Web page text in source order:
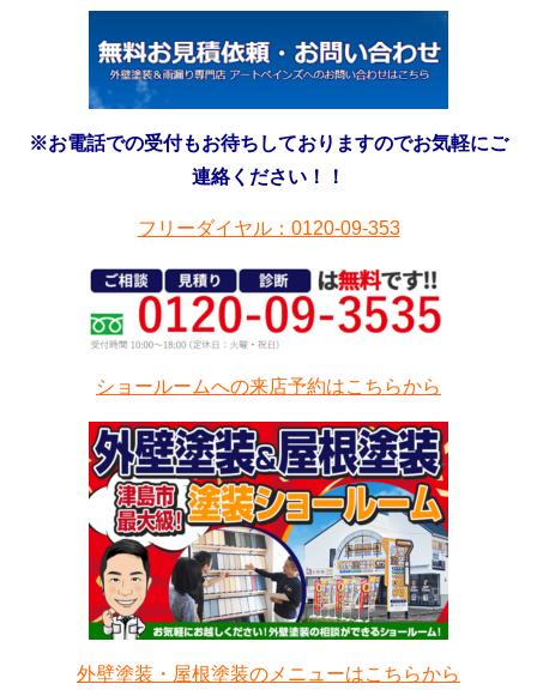
※お電話での受付もお待ちしておりますのでお気軽にご
連絡ください！！
フリーダイヤル：0120-09-353
ショールームへの来店予約はこちらから
外壁塗装・屋根塗装のメニューはこちらから